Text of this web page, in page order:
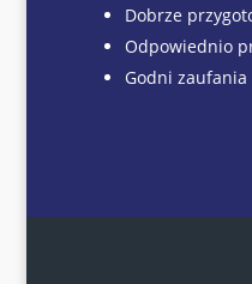
Dobrze
Odpowiednio
Godni zaufania